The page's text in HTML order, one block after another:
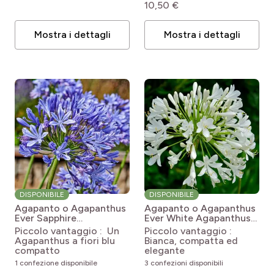
Mostra i dettagli
10,50 €
Mostra i dettagli
DISPONIBILE
Agapanto o Agapanthus
Ever Sapphire
Agapanthus Ever
Sapphire 'Andbin'
Piccolo vantaggio : Un
Agapanthus a fiori blu
compatto
1 confezione disponibile
DISPONIBILE
Agapanto o Agapanthus
Ever White Agapanthus
Ever White 'WP001'
Piccolo vantaggio :
Bianca, compatta ed
elegante
3 confezioni disponibili